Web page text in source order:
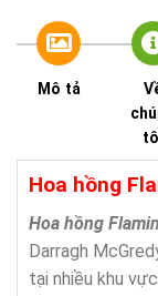
Mô tả
Hoa hồng
Hoa hồng
Darragh
tại nhiều khu